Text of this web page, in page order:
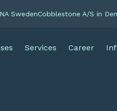
SwedenCobblestone A/S in
Services Career